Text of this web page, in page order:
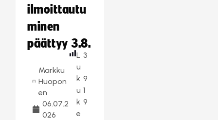
ilmoittautu
minen
päättyy 3.8.
Markku
Huopon
en
06.07.2
026
L
u
k
u
k
e
3
9
1
9